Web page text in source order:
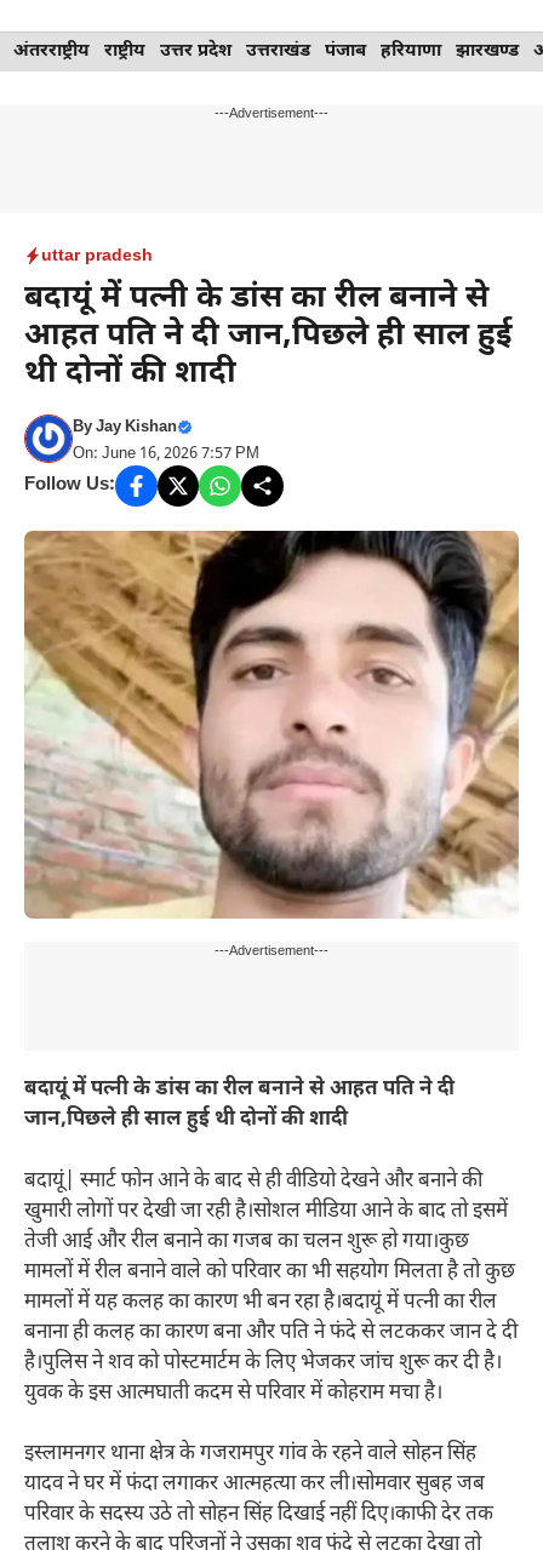
Skip
to
अंतरराष्ट्रीय राष्ट्रीय उत्तर प्रदेश उत्तराखंड पंजाब हरियाणा झारखण्ड
---Advertisement---
uttar pradesh
बदायूं में पत्नी के डांस का रील बनाने से
आहत पति ने दी जान,पिछले ही साल हुई
थी दोनों की शादी
ByJay Kishan
On: June 16, 2026 7:57 PM
Follow Us:
---Advertisement---
बदायूं में पत्नी के डांस का रील बनाने से आहत पति ने दी
जान,पिछले ही साल हुई थी दोनों की शादी
बदायूं| स्मार्ट फोन आने के बाद से ही वीडियो देखने और बनाने की
खुमारी लोगों पर देखी जा रही है।सोशल मीडिया आने के बाद तो इसमें
तेजी आई और रील बनाने का गजब का चलन शुरू हो गया।कुछ
मामलों में रील बनाने वाले को परिवार का भी सहयोग मिलता है तो कुछ
मामलों में यह कलह का कारण भी बन रहा है।बदायूं में पत्नी का रील
बनाना ही कलह का कारण बना और पति ने फंदे से लटककर जान दे दी
है।पुलिस ने शव को पोस्टमार्टम के लिए भेजकर जांच शुरू कर दी है।
युवक के इस आत्मघाती कदम से परिवार में कोहराम मचा है।
इस्लामनगर थाना क्षेत्र के गजरामपुर गांव के रहने वाले सोहन सिंह
यादव ने घर में फंदा लगाकर आत्महत्या कर ली।सोमवार सुबह जब
परिवार के सदस्य उठे तो सोहन सिंह दिखाई नहीं दिए।काफी देर तक